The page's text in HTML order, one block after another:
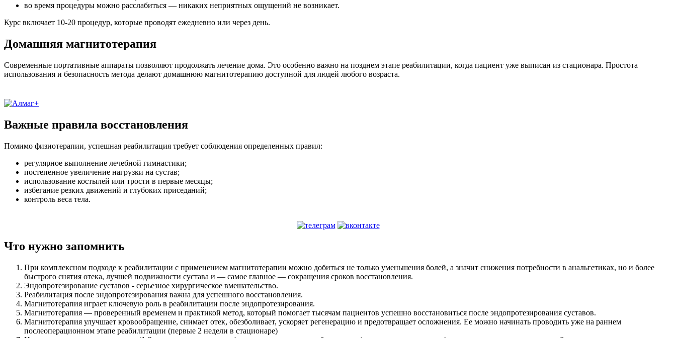
во время процедуры можно расслабиться — никаких неприятных ощущений не возникает.
Курс включает 10-20 процедур, которые проводят ежедневно или через день.
Домашняя магнитотерапия
Современные портативные аппараты позволяют продолжать лечение дома. Это особенно важно на позднем этапе реабилитации, когда пациент уже выписан из стационара. Простота
использования и безопасность метода делают домашнюю магнитотерапию доступной для людей любого возраста.
Важные правила восстановления
Помимо физиотерапии, успешная реабилитация требует соблюдения определенных правил:
регулярное выполнение лечебной гимнастики;
постепенное увеличение нагрузки на сустав;
использование костылей или трости в первые месяцы;
избегание резких движений и глубоких приседаний;
контроль веса тела.
Что нужно запомнить
При комплексном подходе к реабилитации с применением магнитотерапии можно добиться не только уменьшения болей, а значит снижения потребности в анальгетиках, но и более
быстрого снятия отека, лучшей подвижности сустава и — самое главное — сокращения сроков восстановления.
Эндопротезирование суставов - серьезное хирургическое вмешательство.
Реабилитация после эндопротезирования важна для успешного восстановления.
Магнитотерапия играет ключевую роль в реабилитации после эндопротезирования.
Магнитотерапия — проверенный временем и практикой метод, который помогает тысячам пациентов успешно восстановиться после эндопротезирования суставов.
Магнитотерапия улучшает кровообращение, снимает отек, обезболивает, ускоряет регенерацию и предотвращает осложнения. Ее можно начинать проводить уже на раннем
послеоперационном этапе реабилитации (первые 2 недели в стационаре)